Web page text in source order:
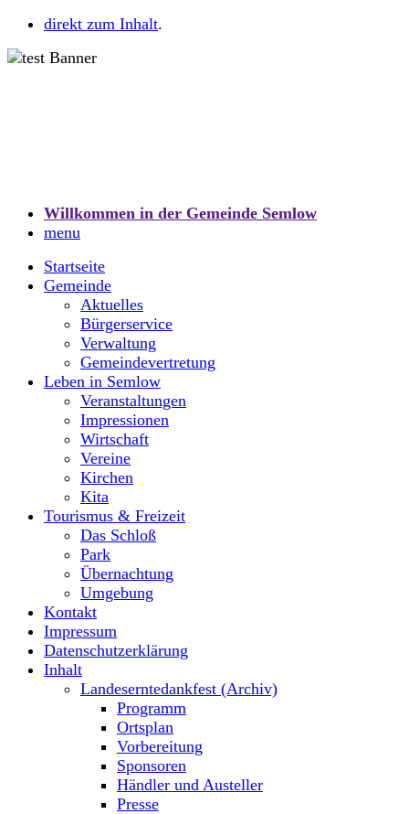
direkt zum Inhalt.
Willkommen in der Gemeinde Semlow
menu
Startseite
Gemeinde
Aktuelles
Bürgerservice
Verwaltung
Gemeindevertretung
Leben in Semlow
Veranstaltungen
Impressionen
Wirtschaft
Vereine
Kirchen
Kita
Tourismus & Freizeit
Das Schloß
Park
Übernachtung
Umgebung
Kontakt
Impressum
Datenschutzerklärung
Inhalt
Landeserntedankfest (Archiv)
Programm
Ortsplan
Vorbereitung
Sponsoren
Händler und Austeller
Presse